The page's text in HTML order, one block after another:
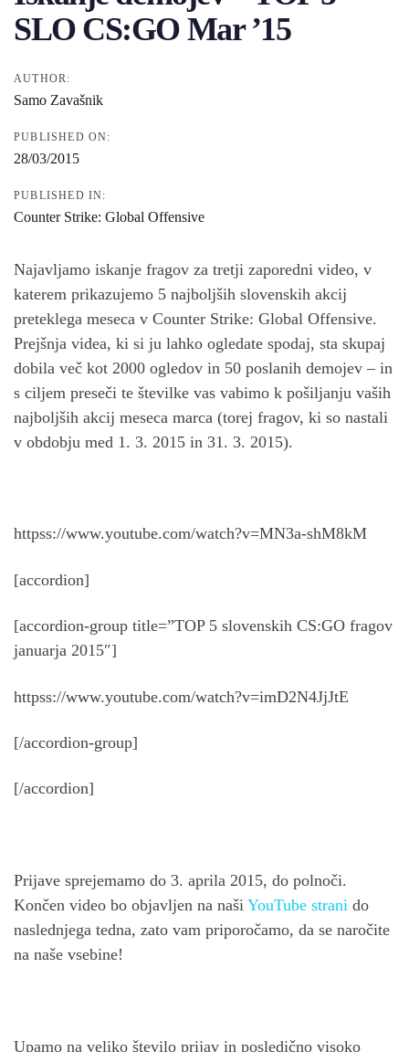
SLO CS:GO Mar ’15
AUTHOR:
Samo Zavašnik
PUBLISHED ON:
28/03/2015
PUBLISHED IN:
Counter Strike: Global Offensive
Najavljamo iskanje fragov za tretji zaporedni video, v
katerem prikazujemo 5 najboljših slovenskih akcij
preteklega meseca v Counter Strike: Global Offensive.
Prejšnja videa, ki si ju lahko ogledate spodaj, sta skupaj
dobila več kot 2000 ogledov in 50 poslanih demojev – in
s ciljem preseči te številke vas vabimo k pošiljanju vaših
najboljših akcij meseca marca (torej fragov, ki so nastali
v obdobju med 1. 3. 2015 in 31. 3. 2015).
httpss://www.youtube.com/watch?v=MN3a-shM8kM
[accordion]
[accordion-group title=”TOP 5 slovenskih CS:GO fragov
januarja 2015″]
httpss://www.youtube.com/watch?v=imD2N4JjJtE
[/accordion-group]
[/accordion]
Prijave sprejemamo do 3. aprila 2015, do polnoči.
Končen video bo objavljen na naši YouTube strani do
naslednjega tedna, zato vam priporočamo, da se naročite
na naše vsebine!
Upamo na veliko število prijav in posledično visoko